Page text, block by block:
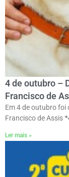
4 de outubro –
Francisco de
Em 4 de outubro foi
Francisco de Assis
Ler mais »